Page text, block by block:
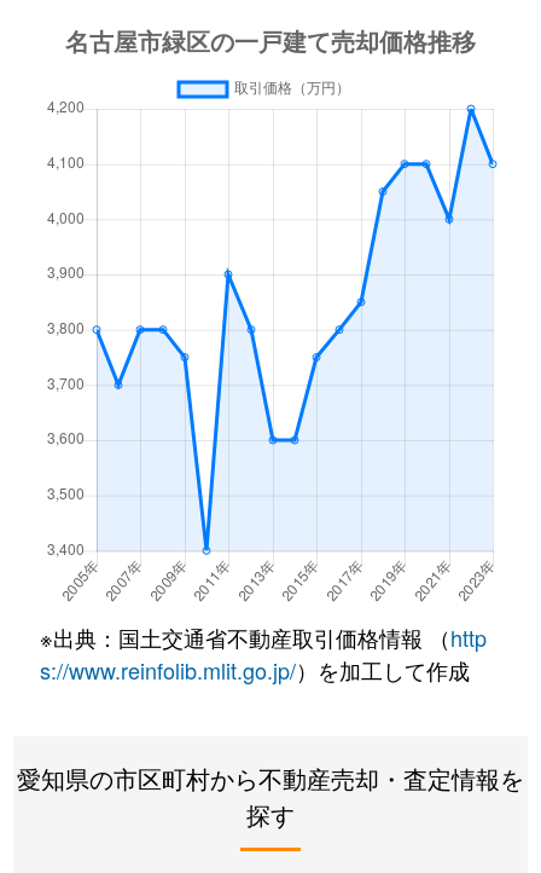
水広
2,800万円
徳重
元徳重
3,300万円
徳重
諸の木
徳重
諸の木
八つ松
横吹町
2,900万円
2,900万円
若田
2,500万円 有松
鶴が沢
5,500万円
徳重
徳重
5,300万円
徳重
徳重
徳重
鳴丘
4,100万円
鳴丘
3,300万円
鳴丘
3,600万円
鳴丘
3,500万円
鳴子町
鳴子町
4,300万円
鳴子北
鳴子町
3,900万円
鳴子北
鳴子町
2,200万円
鳴子北
鳴海町
4,100万円
有松
5,200万円
※出典：国土交通省不動産取引価格情報 （http
s://www.reinfolib.mlit.go.jp/）を加工して作成
愛知県の市区町村から不動産売却・査定情報を
探す